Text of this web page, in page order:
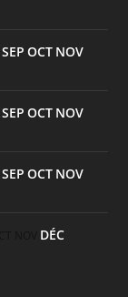
SEP OCT NOV
SEP OCT NOV
SEP OCT NOV
DÉC